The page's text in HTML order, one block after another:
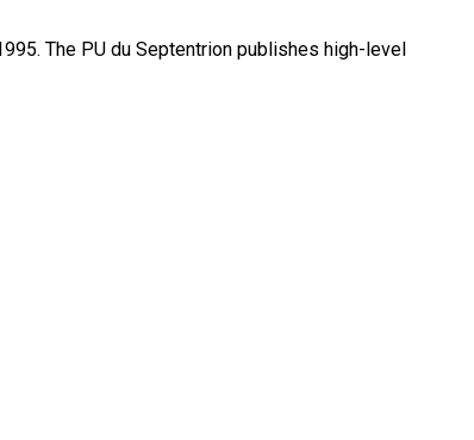
The PU du Septentrion publishes high-level